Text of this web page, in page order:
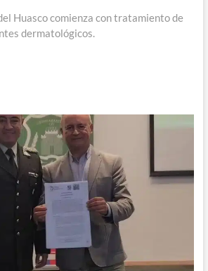
Huasco comienza con tratamiento de
dermatológicos.